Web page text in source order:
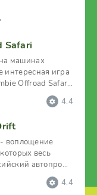
Safari
машинах
интересная игра
Offroad Safari.
4.4
воплощение
весь
автопром.
4.4